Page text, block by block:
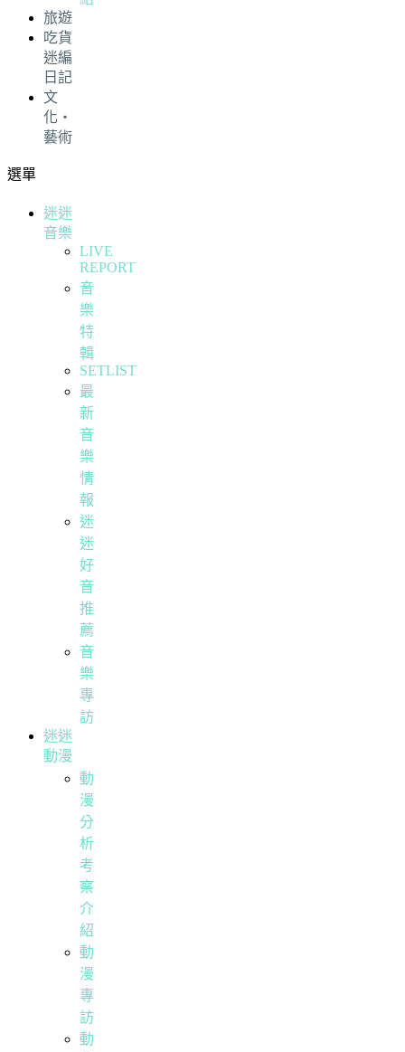
旅遊
吃貨
迷編
日記
文
化・
藝術
選單
迷迷
音樂
LIVE
REPORT
音
樂
特
輯
SETLIST
最
新
音
樂
情
報
迷
迷
好
音
推
薦
音
樂
專
訪
迷迷
動漫
動
漫
分
析
考
察
介
紹
動
漫
專
訪
動